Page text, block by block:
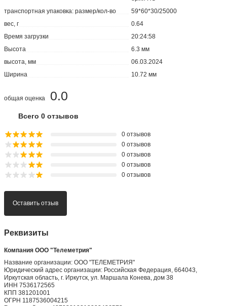
транспортная упаковка: размер/кол-во
59*60*30/25000
вес, г
0.64
Время загрузки
20:24:58
Высота
6.3 мм
высота, мм
06.03.2024
Ширина
10.72 мм
0.0
общая оценка
Всего 0 отзывов
0 отзывов
0 отзывов
0 отзывов
0 отзывов
0 отзывов
Оставить отзыв
Реквизиты
Компания ООО "Телеметрия"
Название организации: ООО "ТЕЛЕМЕТРИЯ"
Юридический адрес организации: Российская Федерация, 664043,
Иркутская область, г. Иркутск, ул. Маршала Конева, дом 38
ИНН 7536172565
КПП 381201001
ОГРН 1187536004215